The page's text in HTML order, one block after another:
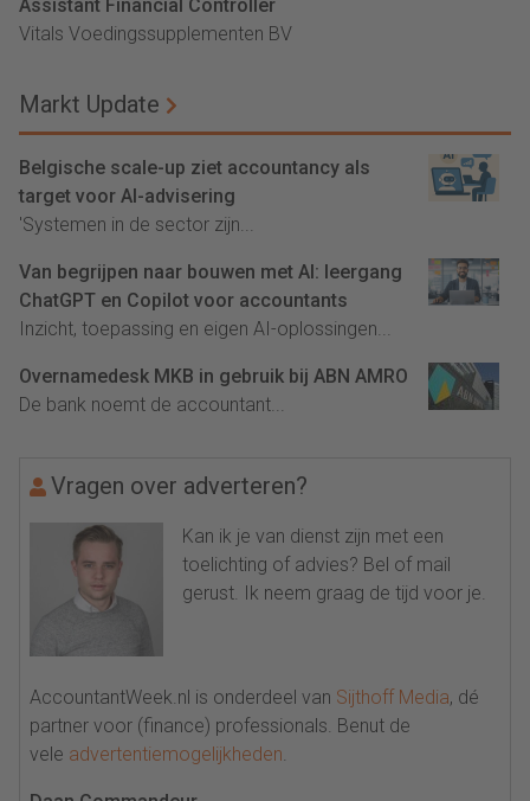
Assistant Financial Controller
Vitals Voedingssupplementen BV
Markt Update
Belgische scale-up ziet accountancy als
target voor AI-advisering
'Systemen in de sector zijn...
Van begrijpen naar bouwen met AI: leergang
ChatGPT en Copilot voor accountants
Inzicht, toepassing en eigen AI-oplossingen...
Overnamedesk MKB in gebruik bij ABN AMRO
De bank noemt de accountant...
Vragen over adverteren?
Kan ik je van dienst zijn met een
toelichting of advies? Bel of mail
gerust. Ik neem graag de tijd voor je.
AccountantWeek.nl is onderdeel van Sijthoff Media, dé
partner voor (finance) professionals. Benut de
vele advertentiemogelijkheden.